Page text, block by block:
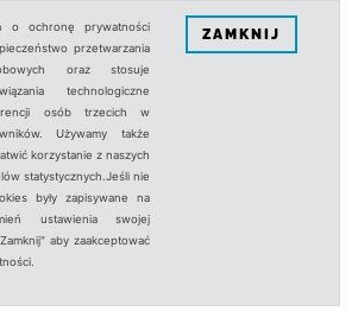
o ochronę prywatności
przetwarzania
oraz stosuje
technologiczne
osób trzecich w
Używamy także
korzystanie z naszych
statystycznych.Jeśli nie
były zapisywane na
ustawienia swojej
aby zaakceptować
ZAMKNIJ